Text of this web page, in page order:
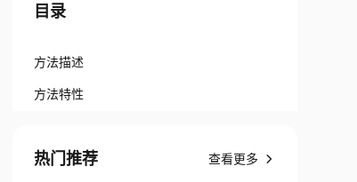
目录
方法描述
方法特性
热门推荐 查看更多